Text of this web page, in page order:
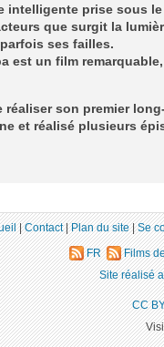
intelligente prise sous
que surgit la
ses failles.
est un film
réaliser son premier
et réalisé plusieurs
|Contact|Plan du site|Se
FR Films
Site réalisé
CC